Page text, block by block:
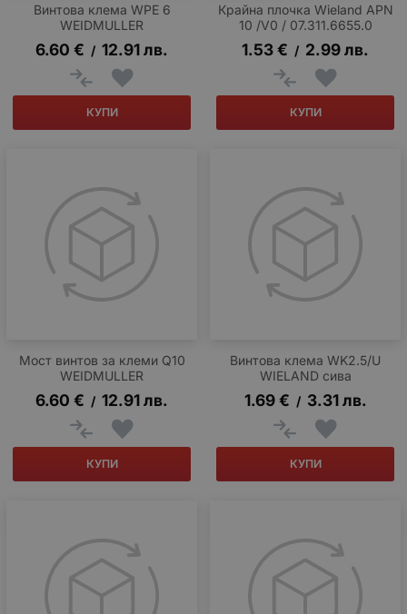
Винтова клема WPE 6
WEIDMULLER
6.60 € / 12.91лв.
КУПИ
Крайна плочка Wieland APN
10 /V0 / 07.311.6655.0
1.53€ / 2.99лв.
КУПИ
Мост винтов за клеми Q10
WEIDMULLER
6.60 € / 12.91лв.
КУПИ
Винтова клема WK2.5/U
WIELAND сива
1.69 € / 3.31 лв.
КУПИ